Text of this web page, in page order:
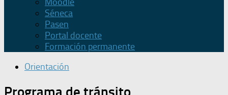
Séneca
Pasen
Portal docente
Formación permanente
Orientación